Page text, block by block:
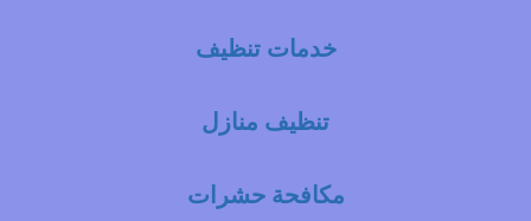
خدمات تنظيف
تنظيف منازل
مكافحة حشرات